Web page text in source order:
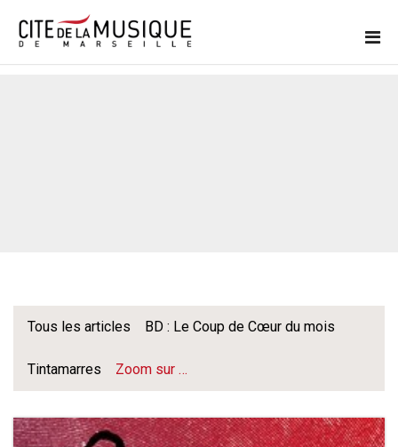
Tous les articles BD : Le Coup de Cœur du mois
Tintamarres Zoom sur …